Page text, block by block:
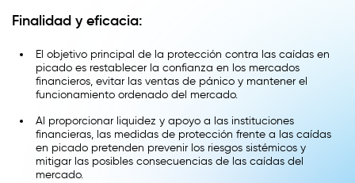
Finalidad y eficacia:
El objetivo principal de la protección contra las caídas en
picado es restablecer la confianza en los mercados
financieros, evitar las ventas de pánico y mantener el
funcionamiento ordenado del mercado.
Al proporcionar liquidez y apoyo a las instituciones
financieras, las medidas de protección frente a las caídas
en picado pretenden prevenir los riesgos sistémicos y
mitigar las posibles consecuencias de las caídas del
mercado.